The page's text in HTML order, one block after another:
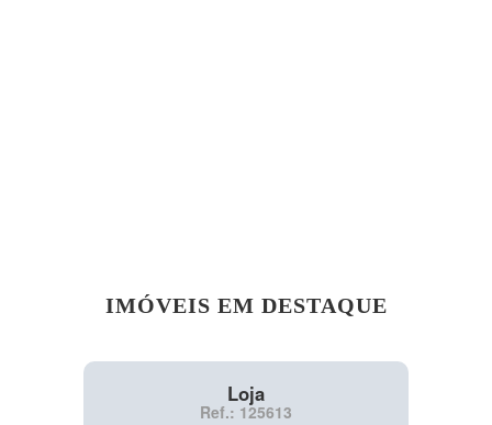
IMÓVEIS EM DESTAQUE
Loja
Ref.: 125613